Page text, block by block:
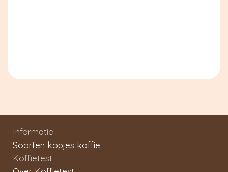
Informatie
Soorten kopjes koffie
Koffietest